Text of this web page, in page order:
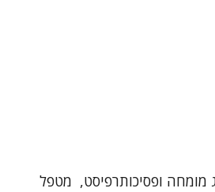
מומחה ופסיכותרפיסט, מטפל